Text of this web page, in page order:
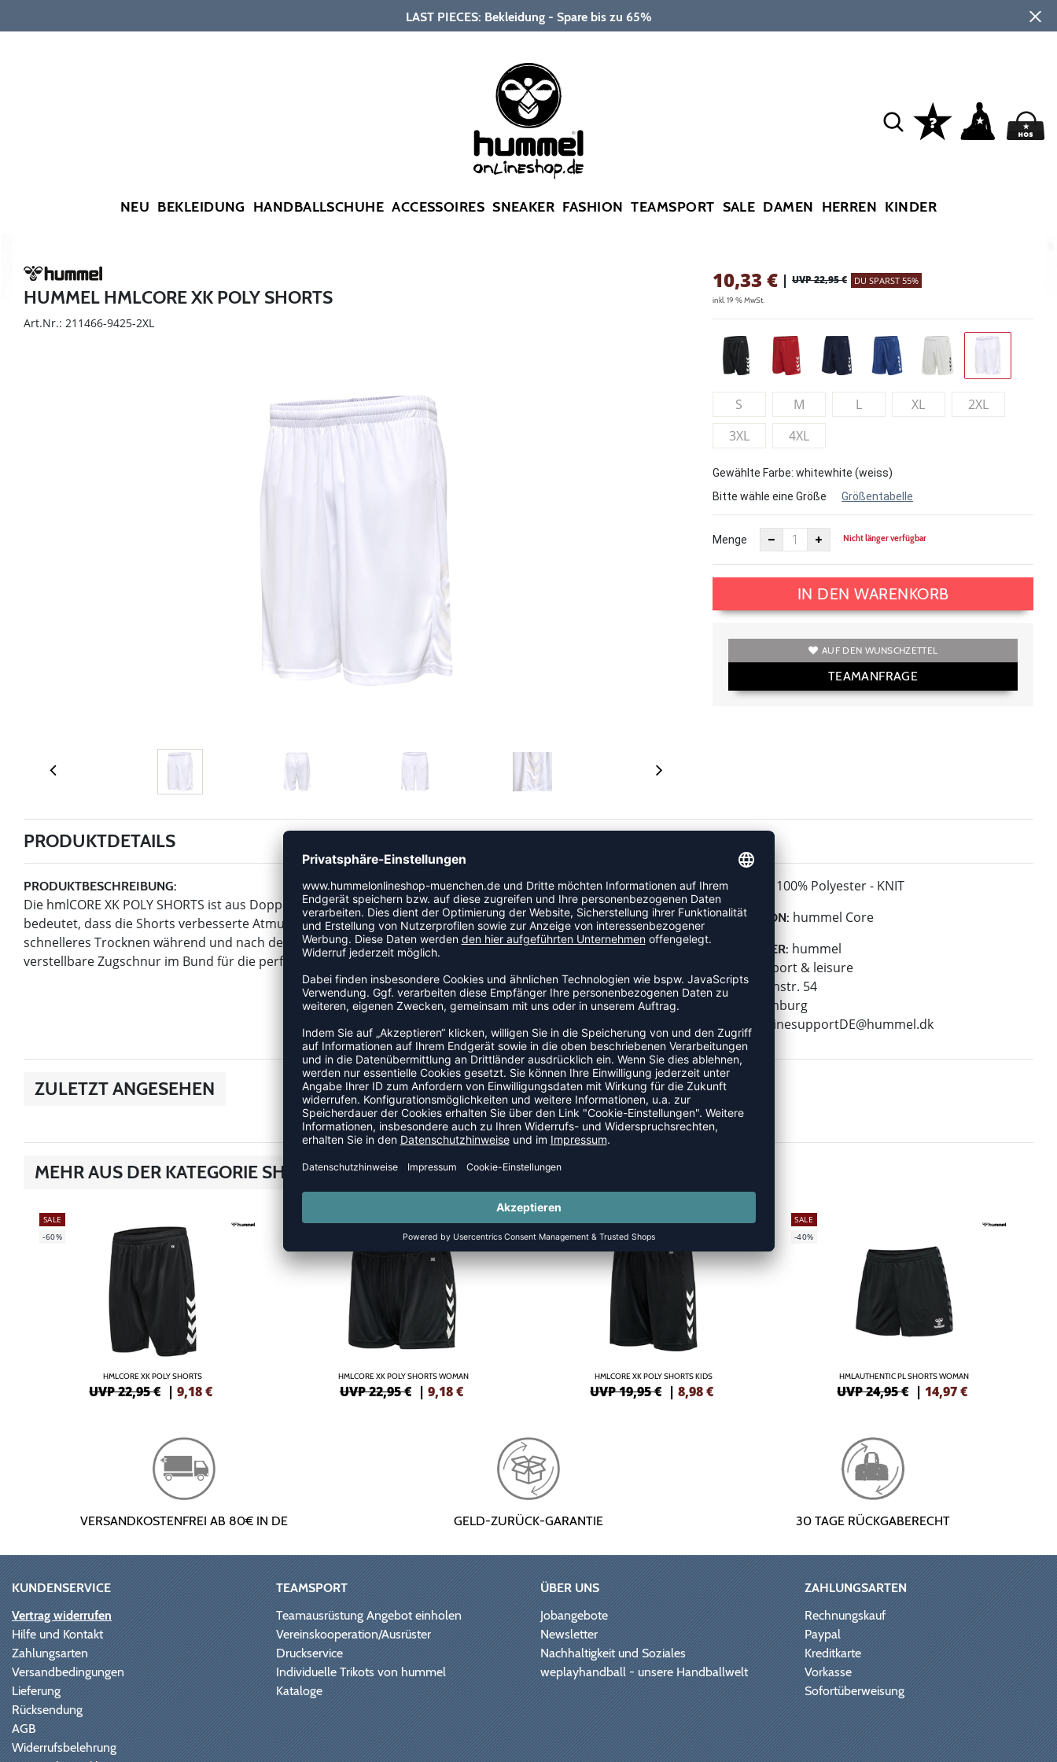
LAST PIECES: Bekleidung - Spare bis zu 65%
NEU BEKLEIDUNG HANDBALLSCHUHE ACCESSOIRES SNEAKER FASHION TEAMSPORT SALE DAMEN HERREN KINDER
HUMMEL HMLCORE XK POLY SHORTS
Art.Nr.: 211466-9425-2XL
10,33 € | UVP 22,95 € DU SPARST 55%
inkl. 19 % MwSt.
S M L XL
2XL
3XL
4XL
Gewählte Farbe: whitewhite (weiss)
Bitte wähle eine Größe
Größentabelle
Menge Nicht länger verfügbar
IN DEN WARENKORB
AUF DEN WUNSCHZETTEL
TEAMANFRAGE
PRODUKTDETAILS
PRODUKTBESCHREIBUNG:
Die hmlCORE XK POLY SHORTS ist aus Doppelstrick mit integrierter BEECOOL® Technologie gefertigt. Das
bedeutet, dass die Shorts verbesserte Atmungsaktivität, eine hervorragende Strapazierfähigkeit und ein
schnelleres Trocknen während und nach dem Sport bietet. Diese hummel® Shorts verfügt über eine
verstellbare Zugschnur im Bund für die perfekte Passform.
MATERIAL: 100% Polyester - KNIT
KOLLEKTION: hummel Core
HERSTELLER: hummel
hummel sport & leisure
Leverkusenstr. 54
22761 Hamburg
E-Mail:
onlinesupportDE@hummel.dk
ZULETZT ANGESEHEN
MEHR AUS DER KATEGORIE SHORTS
SALE
-60%
HMLCORE XK POLY SHORTS
UVP 22,95 € |9,18€
SALE
HMLCORE XK POLY SHORTS WOMAN
UVP 22,95 € | 9,18€
-55%
HMLCORE XK POLY SHORTS KIDS
UVP 19,95 € |8,98€
SALE
-40%
HMLAUTHENTIC PL SHORTS WOMAN
UVP 24,95 € |14,97€
VERSANDKOSTENFREI AB 80€ IN DE GELD-ZURÜCK-GARANTIE 30 TAGE RÜCKGABERECHT
KUNDENSERVICE
Vertrag widerrufen
Hilfe und Kontakt
Zahlungsarten
Versandbedingungen
Lieferung
Rücksendung
AGB
Widerrufsbelehrung
TEAMSPORT
Teamausrüstung Angebot einholen
Vereinskooperation/Ausrüster
Druckservice
Individuelle Trikots von hummel
Kataloge
ÜBER UNS
Jobangebote
Newsletter
Nachhaltigkeit und Soziales
weplayhandball - unsere Handballwelt
ZAHLUNGSARTEN
Rechnungskauf
Paypal
Kreditkarte
Vorkasse
Sofortüberweisung